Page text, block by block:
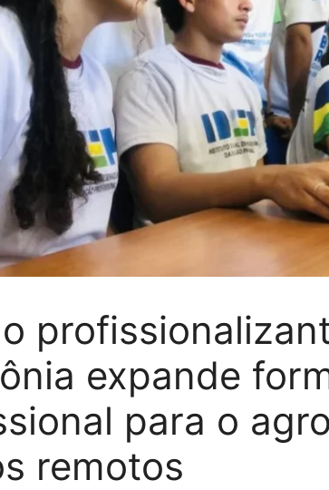
expande
para o
remotos